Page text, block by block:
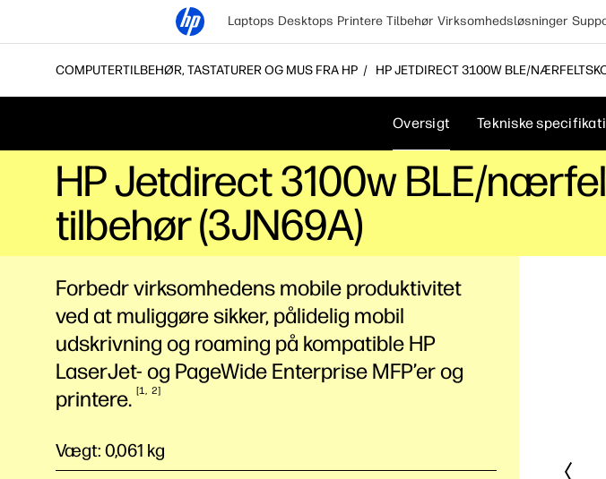
Laptops Desktops Printere Tilbehør Virksomhedsløsninger
COMPUTERTILBEHØR, TASTATURER OG MUS FRA HP HP JETDIRECT 3100W BLE/
Oversigt Tekniske
HP Jetdirect 3100w BLE/
tilbehør (3JN69A)
Forbedr virksomhedens mobile produktivitet
ved at muliggøre sikker, pålidelig mobil
udskrivning og roaming på kompatible HP
LaserJet- og PageWide Enterprise MFP’er og
printere.
1 2
Vægt: 0,061 kg